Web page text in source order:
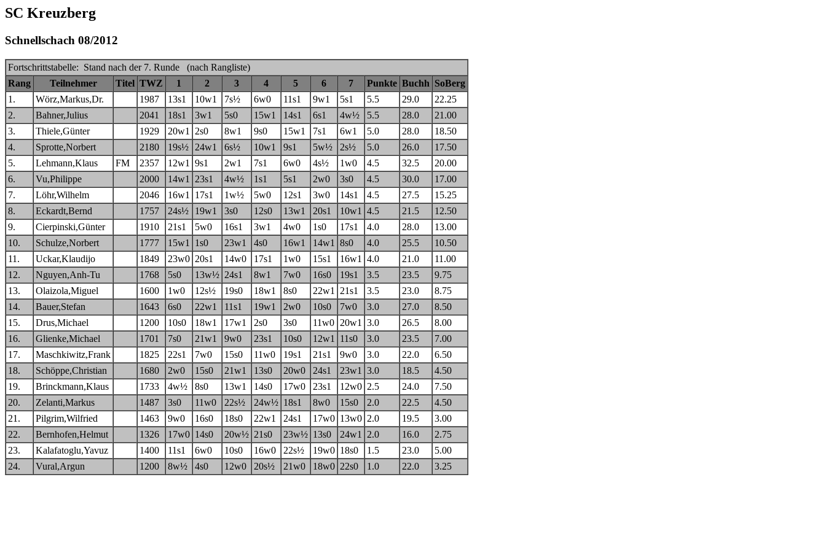
SC Kreuzberg
Schnellschach 08/2012
Fortschrittstabelle: Stand nach der 7. Runde (nach Rangliste)
Rang
Teilnehmer Titel TWZ 1 2 3 4 5 6 7 Punkte Buchh SoBerg
1.
Wörz,Markus,Dr. 1987 13s1 10w1 7s½ 6w0 11s1 9w1 5s1 5.5 29.0
22.25
2.
Bahner,Julius 2041 18s1 3w1 5s0 15w1 14s1 6s1 4w½ 5.5 28.0
21.00
3.
Thiele,Günter 1929 20w1 2s0 8w1 9s0 15w1 7s1 6w1 5.0 28.0
18.50
4.
Sprotte,Norbert 2180 19s½ 24w1 6s½ 10w1 9s1 5w½ 2s½ 5.0 26.0
17.50
5.
Lehmann,Klaus FM 2357 12w1 9s1 2w1 7s1 6w0 4s½ 1w0 4.5 32.5
20.00
6.
Vu,Philippe 2000 14w1 23s1 4w½ 1s1 5s1 2w0 3s0 4.5 30.0
17.00
7.
Löhr,Wilhelm 2046 16w1 17s1 1w½ 5w0 12s1 3w0 14s1 4.5 27.5
15.25
8.
Eckardt,Bernd 1757 24s½ 19w1 3s0 12s0 13w1 20s1 10w1 4.5 21.5
12.50
9.
Cierpinski,Günter 1910 21s1 5w0 16s1 3w1 4w0 1s0 17s1 4.0 28.0
13.00
10.
Schulze,Norbert 1777 15w1 1s0 23w1 4s0 16w1 14w1 8s0 4.0 25.5
10.50
11.
Uckar,Klaudijo 1849 23w0 20s1 14w0 17s1 1w0 15s1 16w1 4.0 21.0
11.00
12.
Nguyen,Anh-Tu 1768 5s0 13w½ 24s1 8w1 7w0 16s0 19s1 3.5 23.5
9.75
13.
Olaizola,Miguel 1600 1w0 12s½ 19s0 18w1 8s0 22w1 21s1 3.5 23.0
8.75
14.
Bauer,Stefan 1643 6s0 22w1 11s1 19w1 2w0 10s0 7w0 3.0 27.0
8.50
15.
Drus,Michael 1200 10s0 18w1 17w1 2s0 3s0 11w0 20w1 3.0 26.5
8.00
16.
Glienke,Michael 1701 7s0 21w1 9w0 23s1 10s0 12w1 11s0 3.0 23.5
7.00
17.
Maschkiwitz,Frank 1825 22s1 7w0 15s0 11w0 19s1 21s1 9w0 3.0 22.0
6.50
18.
Schöppe,Christian 1680 2w0 15s0 21w1 13s0 20w0 24s1 23w1 3.0 18.5
4.50
19.
Brinckmann,Klaus 1733 4w½ 8s0 13w1 14s0 17w0 23s1 12w0 2.5 24.0
7.50
20.
Zelanti,Markus 1487 3s0 11w0 22s½ 24w½ 18s1 8w0 15s0 2.0 22.5
4.50
21.
Pilgrim,Wilfried 1463 9w0 16s0 18s0 22w1 24s1 17w0 13w0 2.0 19.5
3.00
22.
Bernhofen,Helmut 1326 17w0 14s0 20w½ 21s0 23w½ 13s0 24w1 2.0 16.0
2.75
23.
Kalafatoglu,Yavuz 1400 11s1 6w0 10s0 16w0 22s½ 19w0 18s0 1.5 23.0
5.00
24.
Vural,Argun 1200 8w½ 4s0 12w0 20s½ 21w0 18w0 22s0 1.0 22.0 3.25